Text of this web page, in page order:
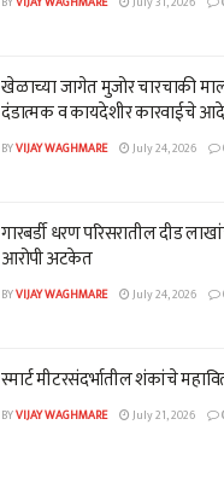
खेळाच्या जागेत मुजोर चारचाकी
दंडात्मक व कायदेशीर कारवाईचे
BYVIJAY WAGHMARE July 24, 2026
गारबर्डी धरण परिसरातील दीड
आरोपी अटकेत
BYVIJAY WAGHMARE July 24, 2026
स्मार्ट मीटरसंदर्भातील शंकांचे
BYVIJAY WAGHMARE July 21, 2026